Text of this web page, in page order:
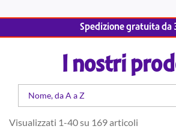
Spedizione gratuita da
I nostri
Nome, da A a Z
Visualizzati 1-40 su 169 articoli